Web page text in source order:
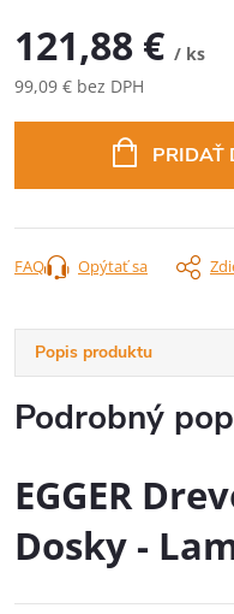
121,88 € / ks
99,09 € bez DPH
PRIDAŤ
Opýtať sa
FAQ
Popis produktu
Podrobný
EGGER
Dosky -